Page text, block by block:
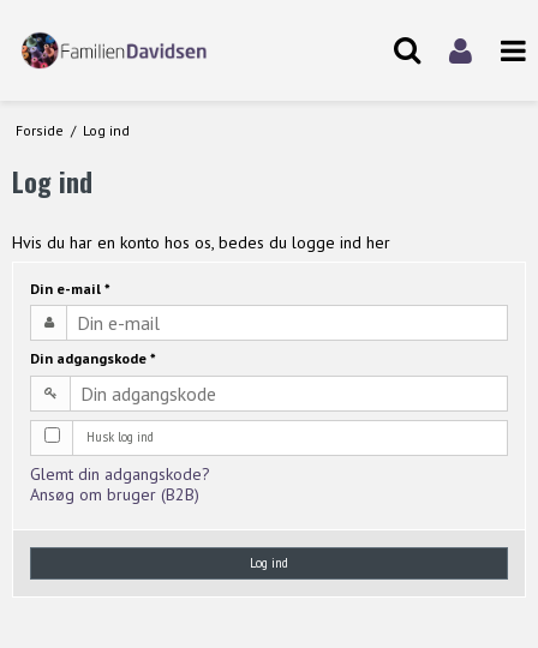
Forside / Log ind
Log ind
Hvis du har en konto hos os, bedes du logge ind her
Din e-mail *
Din adgangskode *
Husk log ind
Glemt din adgangskode?
Ansøg om bruger (B2B)
Log ind